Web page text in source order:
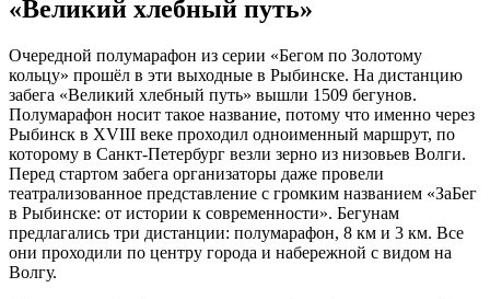
«Великий хлебный путь»
Очередной полумарафон из серии «Бегом по Золотому
кольцу» прошёл в эти выходные в Рыбинске. На дистанцию
забега «Великий хлебный путь» вышли 1509 бегунов.
Полумарафон носит такое название, потому что именно через
Рыбинск в XVIII веке проходил одноименный маршрут, по
которому в Санкт-Петербург везли зерно из низовьев Волги.
Перед стартом забега организаторы даже провели
театрализованное представление с громким названием «ЗаБег
в Рыбинске: от истории к современности». Бегунам
предлагались три дистанции: полумарафон, 8 км и 3 км. Все
они проходили по центру города и набережной с видом на
Волгу.